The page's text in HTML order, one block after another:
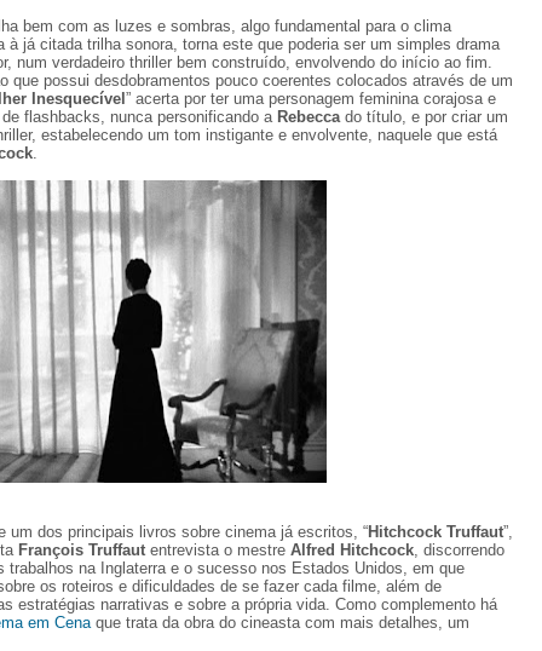
bem com as luzes e sombras, algo fundamental para o clima
à já citada trilha sonora, torna este que poderia ser um simples drama
num verdadeiro thriller bem construído, envolvendo do início ao fim.
que possui desdobramentos pouco coerentes colocados através de um
Inesquecível ” acerta por ter uma personagem feminina corajosa e
flashbacks, nunca personificando a Rebecca do título, e por criar um
estabelecendo um tom instigante e envolvente, naquele que está
.
um dos principais livros sobre cinema já escritos, “Hitchcock Truffaut”,
François Truffaut entrevista o mestre Alfred Hitchcock, discorrendo
trabalhos na Inglaterra e o sucesso nos Estados Unidos, em que
os roteiros e dificuldades de se fazer cada filme, além de
estratégias narrativas e sobre a própria vida. Como complemento há
em Cenaque trata da obra do cineasta com mais detalhes, um